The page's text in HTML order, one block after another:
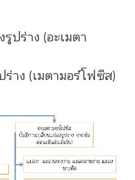
ปร่าง (อะเมตา
าง (เมตามอร์โฟซีส)